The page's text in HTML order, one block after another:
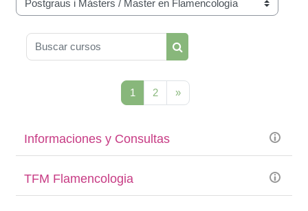
Categorías
Buscar cursos
Buscar cursos
1 (actual)
2 »Siguiente página
Informaciones y Consultas
TFM Flamencologia